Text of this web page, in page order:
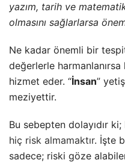
yazım, tarih ve
olmasını sağlarlarsa
Ne kadar önemli bir
değerlerle harmanlanırsa
hizmet eder. “İnsan”
meziyettir.
Bu sebepten dolayıdır ki;
hiç risk almamaktır. İşte
sadece; riski göze